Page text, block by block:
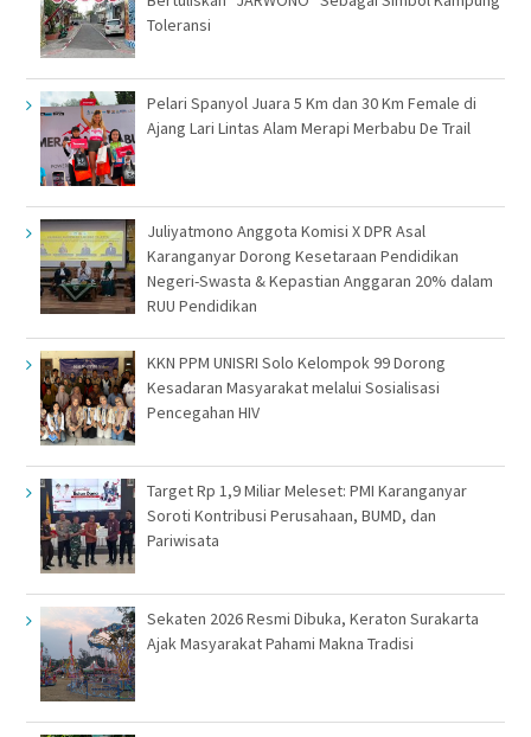
Toleransi
Pelari Spanyol Juara 5 Km dan 30 Km Female di
Ajang Lari Lintas Alam Merapi Merbabu De Trail
Juliyatmono Anggota Komisi X DPR Asal
Karanganyar Dorong Kesetaraan Pendidikan
Negeri-Swasta & Kepastian Anggaran 20% dalam
RUU Pendidikan
KKN PPM UNISRI Solo Kelompok 99 Dorong
Kesadaran Masyarakat melalui Sosialisasi
Pencegahan HIV
Target Rp 1,9 Miliar Meleset: PMI Karanganyar
Soroti Kontribusi Perusahaan, BUMD, dan
Pariwisata
Sekaten 2026 Resmi Dibuka, Keraton Surakarta
Ajak Masyarakat Pahami Makna Tradisi